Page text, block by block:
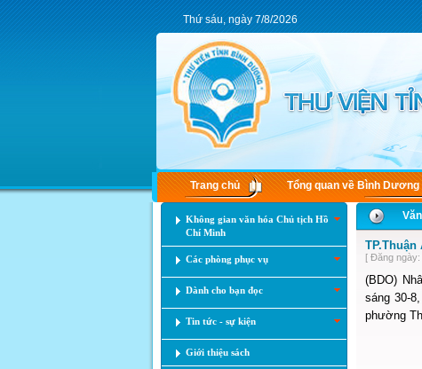
Thứ sáu, ngày 7/8/2026
Trang chủ Tổng quan về Bình Dương
Không gian văn hóa Chủ tịch Hồ
Chí Minh
Các phòng phục vụ
Dành cho bạn đọc
Tin tức - sự kiện
Giới thiệu sách
[ Đăng
(BDO)
sáng 30-
phường